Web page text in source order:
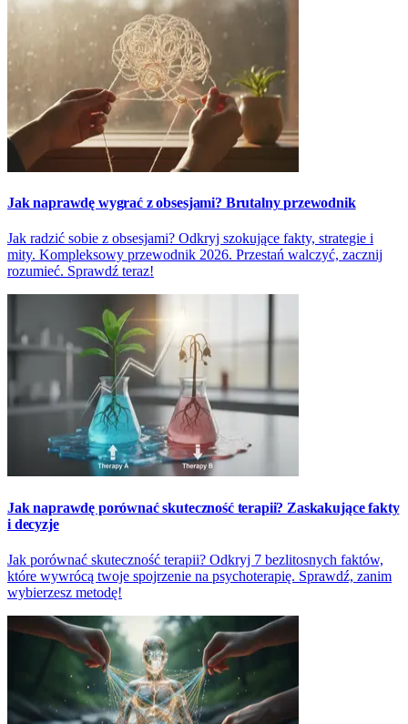
Jak naprawdę wygrać z obsesjami? Brutalny przewodnik
Jak radzić sobie z obsesjami? Odkryj szokujące fakty, strategie i
mity. Kompleksowy przewodnik 2026. Przestań walczyć, zacznij
rozumieć. Sprawdź teraz!
Jak naprawdę porównać skuteczność terapii? Zaskakujące fakty
i decyzje
Jak porównać skuteczność terapii? Odkryj 7 bezlitosnych faktów,
które wywrócą twoje spojrzenie na psychoterapię. Sprawdź, zanim
wybierzesz metodę!